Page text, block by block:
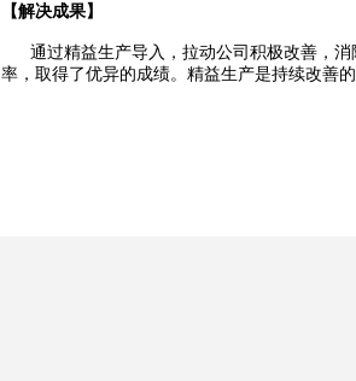
【解决成果】
通过精益生产导入，拉动公司积极改善，消
率，取得了优异的成绩。精益生产是持续改善的